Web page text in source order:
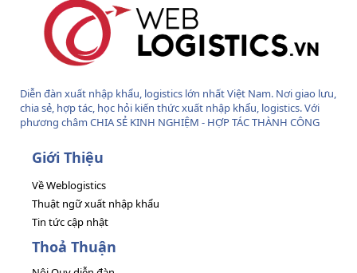
Diễn đàn xuất nhập khẩu, logistics lớn nhất Việt Nam. Nơi giao lưu,
chia sẻ, hợp tác, học hỏi kiến thức xuất nhập khẩu, logistics. Với
phương châm CHIA SẺ KINH NGHIỆM - HỢP TÁC THÀNH CÔNG
Giới Thiệu
Về Weblogistics
Thuật ngữ xuất nhập khẩu
Tin tức cập nhật
Thoả Thuận